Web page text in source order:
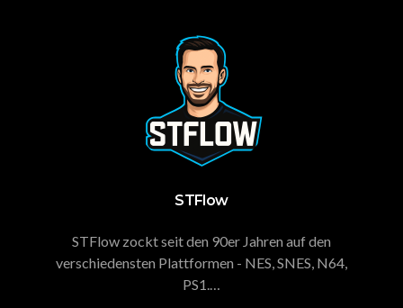
STFlow
STFlow zockt seit den 90er Jahren auf den
verschiedensten Plattformen - NES, SNES, N64,
PS1.…